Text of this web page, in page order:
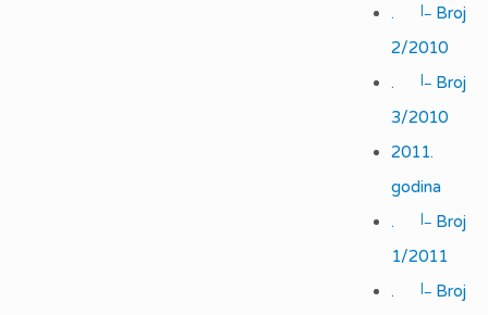
.
|_ Broj
2/2010
.
|_ Broj
3/2010
2011.
godina
.
|_ Broj
1/2011
.
|_ Broj